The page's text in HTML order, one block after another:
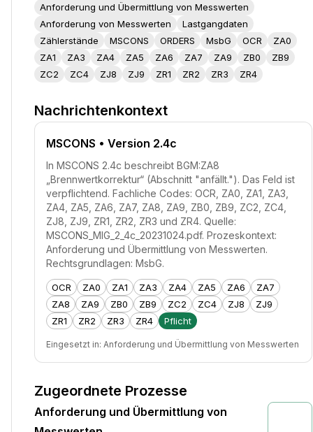
Anforderung und Übermittlung von Messwerten
Anforderung von Messwerten
Lastgangdaten
Zählerstände
MSCONS ORDERS MsbG OCR
ZA0
ZA1
ZA3 ZA4 ZA5 ZA6 ZA7 ZA9 ZB0
ZB9
ZC2
ZC4 ZJ8 ZJ9 ZR1 ZR2 ZR3 ZR4
Nachrichtenkontext
MSCONS • Version 2.4c
In MSCONS 2.4c beschreibt BGM:ZA8
„Brennwertkorrektur“ (Abschnitt "anfällt."). Das Feld ist
verpflichtend. Fachliche Codes: OCR, ZA0, ZA1, ZA3,
ZA4, ZA5, ZA6, ZA7, ZA8, ZA9, ZB0, ZB9, ZC2, ZC4,
ZJ8, ZJ9, ZR1, ZR2, ZR3 und ZR4. Quelle:
MSCONS_MIG_2_4c_20231024.pdf. Prozeskontext:
Anforderung und Übermittlung von Messwerten.
Rechtsgrundlagen: MsbG.
OCR ZA0 ZA1 ZA3 ZA4 ZA5 ZA6
ZA7
ZA8
ZA9 ZB0 ZB9 ZC2 ZC4 ZJ8
ZJ9
ZR1
ZR2 ZR3 ZR4 Pflicht
Eingesetzt in: Anforderung und Übermittlung von Messwerten
Zugeordnete Prozesse
Anforderung und Übermittlung von